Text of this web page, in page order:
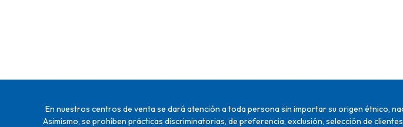
En nuestros centros de venta se dará atención a toda persona sin importar su origen étnico,
Asimismo, se prohíben prácticas discriminatorias, de preferencia, exclusión, selección de